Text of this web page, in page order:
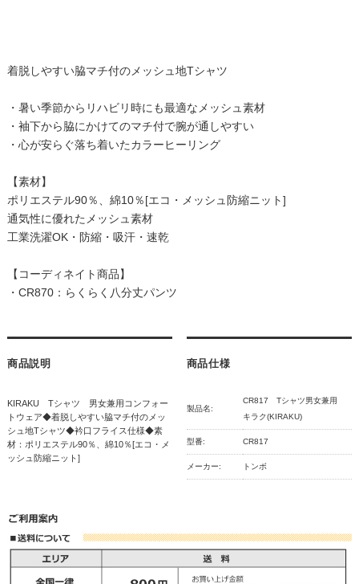
着脱しやすい脇マチ付のメッシュ地Tシャツ
・暑い季節からリハビリ時にも最適なメッシュ素材
・袖下から脇にかけてのマチ付で腕が通しやすい
・心が安らぐ落ち着いたカラーヒーリング
【素材】
ポリエステル90％、綿10％[エコ・メッシュ防縮ニット]
通気性に優れたメッシュ素材
工業洗濯OK・防縮・吸汗・速乾
【コーディネイト商品】
・ CR870：らくらく八分丈パンツ
商品説明
KIRAKU Tシャツ 男女兼用コンフォー
トウェア◆着脱しやすい脇マチ付のメッ
シュ地Tシャツ◆衿口フライス仕様◆素
材：ポリエステル90％、綿10％[エコ・メ
ッシュ防縮ニット]
商品仕様
製品名:
CR817 Tシャツ男女兼用
キラク(KIRAKU)
型番: CR817
メーカー: トンボ